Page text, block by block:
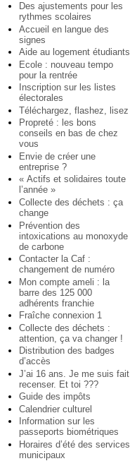
Des ajustements pour les
rythmes scolaires
Accueil en langue des
signes
Aide au logement étudiants
Ecole : nouveau tempo
pour la rentrée
Inscription sur les listes
électorales
Téléchargez, flashez, lisez
Propreté : les bons
conseils en bas de chez
vous
Envie de créer une
entreprise ?
« Actifs et solidaires toute
l’année »
Collecte des déchets : ça
change
Prévention des
intoxications au monoxyde
de carbone
Contacter la Caf :
changement de numéro
Mon compte ameli : la
barre des 125 000
adhérents franchie
Fraîche connexion 1
Collecte des déchets :
attention, ça va changer !
Distribution des badges
d’accès
J’ai 16 ans. Je me suis fait
recenser. Et toi ???
Guide des impôts
Calendrier culturel
Information sur les
passeports biométriques
Horaires d’été des services
municipaux